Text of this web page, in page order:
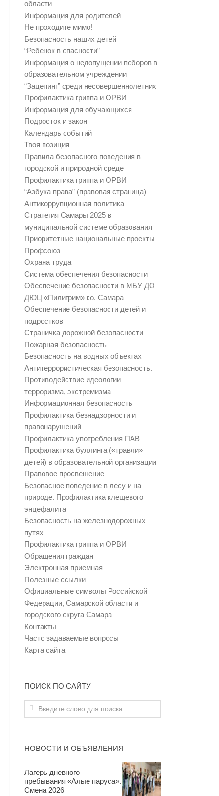
области
Информация для родителей
Не проходите мимо!
Безопасность наших детей
“Ребенок в опасности”
Информация о недопущении поборов в
образовательном учреждении
“Зацепинг” среди несовершеннолетних
Профилактика гриппа и ОРВИ
Информация для обучающихся
Подросток и закон
Календарь событий
Твоя позиция
Правила безопасного поведения в
городской и природной среде
Профилактика гриппа и ОРВИ
“Азбука права” (правовая страница)
Антикоррупционная политика
Стратегия Самары 2025 в
муниципальной системе образования
Приоритетные национальные проекты
Профсоюз
Охрана труда
Система обеспечения безопасности
Обеспечение безопасности в МБУ ДО
ДЮЦ «Пилигрим» г.о. Самара
Обеспечение безопасности детей и
подростков
Страничка дорожной безопасности
Пожарная безопасность
Безопасность на водных объектах
Антитеррористическая безопасность.
Противодействие идеологии
терроризма, экстремизма
Информационная безопасность
Профилактика безнадзорности и
правонарушений
Профилактика употребления ПАВ
Профилактика буллинга («травли»
детей) в образовательной организации
Правовое просвещение
Безопасное поведение в лесу и на
природе. Профилактика клещевого
энцефалита
Безопасность на железнодорожных
путях
Профилактика гриппа и ОРВИ
Обращения граждан
Электронная приемная
Полезные ссылки
Официальные символы Российской
Федерации, Самарской области и
городского округа Самара
Контакты
Часто задаваемые вопросы
Карта сайта
ПОИСК ПО САЙТУ
НОВОСТИ И ОБЪЯВЛЕНИЯ
Лагерь дневного
пребывания «Алые паруса».
Смена 2026